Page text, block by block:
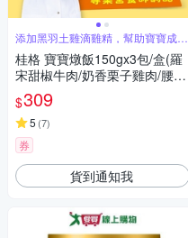
添加黑羽土雞滴雞精，幫助寶寶成長
發育
桂格 寶寶燉飯150gx3包/盒(羅
宋甜椒牛肉/奶香栗子雞肉/腰果
起司豬肉/ 藜麥毛豆鮮蝦)
$309
5 (7)
券
貨到通知我